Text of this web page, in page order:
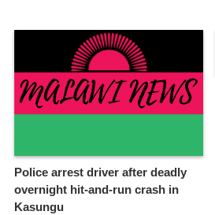
Police arrest driver after deadly
overnight hit-and-run crash in
Kasungu